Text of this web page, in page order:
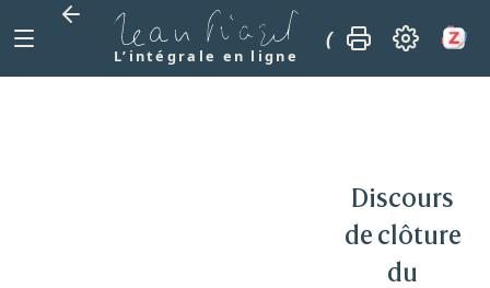
L’intégrale en ligne
(1948) Discours
Discours
de clôture
du